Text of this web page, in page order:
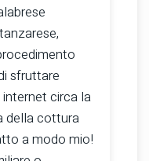
sfruttare
circa la
della cottura
a modo mio!